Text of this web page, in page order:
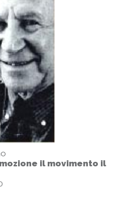
il movimento il